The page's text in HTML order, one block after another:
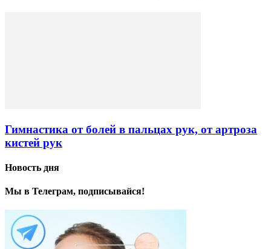
Гимнастика от болей в пальцах рук, от артроза
кистей рук
Новость дня
Мы в Телеграм, подписывайся!